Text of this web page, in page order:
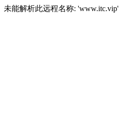
未能解析此远程名称: 'www.itc.vip'